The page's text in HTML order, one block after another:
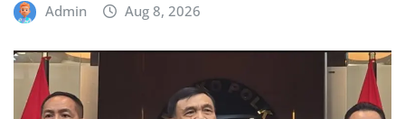
Admin Aug 8, 2026